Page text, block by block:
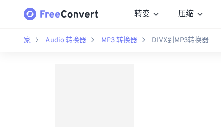
转变 压缩
家 Audio 转换器 MP3 转换器 DIVX到MP3转换器